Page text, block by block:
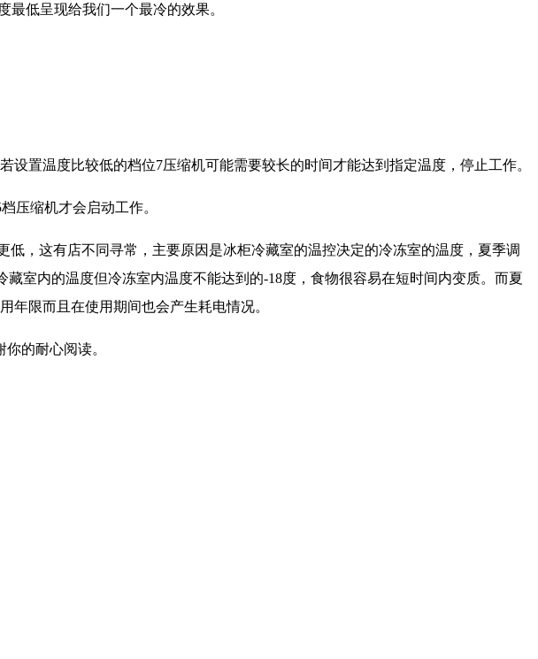
低呈现给我们一个最冷的效果。
置温度比较低的档位7压缩机可能需要较长的时间才能达到指定温度，停止工作。
压缩机才会启动工作。
，这有店不同寻常，主要原因是冰柜冷藏室的温控决定的冷冻室的温度，夏季调
室内的温度但冷冻室内温度不能达到的-18度，食物很容易在短时间内变质。而夏
年限而且在使用期间也会产生耗电情况。
的耐心阅读。